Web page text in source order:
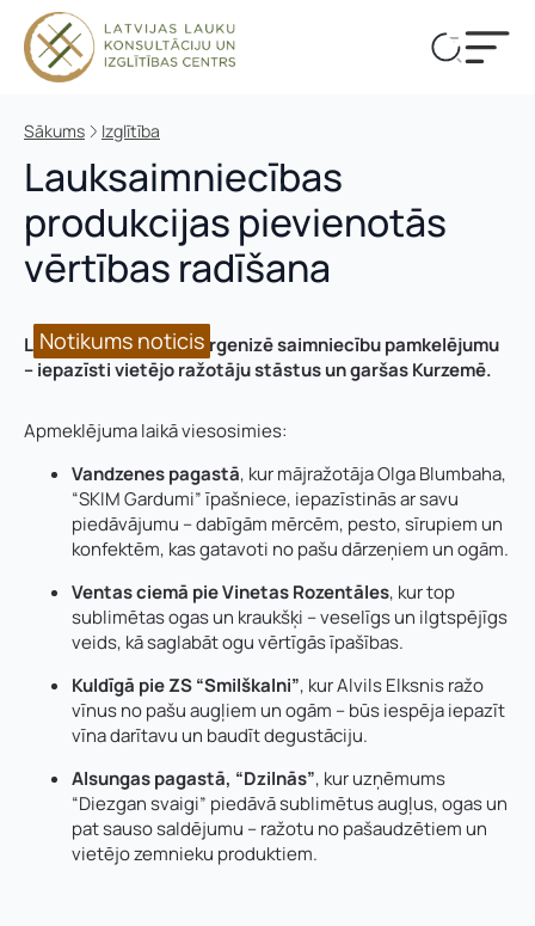
Sākums Izglītība
Lauksaimniecības
produkcijas pievienotās
vērtības radīšana
Notikums noticis
Notikums noticis
LLKC Liepājas birojs orgenizē saimniecību pamkelējumu
– iepazīsti vietējo ražotāju stāstus un garšas Kurzemē.
Apmeklējuma laikā viesosimies:
Vandzenes pagastā, kur mājražotāja Olga Blumbaha,
“SKIM Gardumi” īpašniece, iepazīstinās ar savu
piedāvājumu – dabīgām mērcēm, pesto, sīrupiem un
konfektēm, kas gatavoti no pašu dārzeņiem un ogām.
Ventas ciemā pie Vinetas Rozentāles, kur top
sublimētas ogas un kraukšķi – veselīgs un ilgtspējīgs
veids, kā saglabāt ogu vērtīgās īpašības.
Kuldīgā pie ZS “Smilškalni”, kur Alvils Elksnis ražo
vīnus no pašu augļiem un ogām – būs iespēja iepazīt
vīna darītavu un baudīt degustāciju.
Alsungas pagastā, “Dzilnās”, kur uzņēmums
“Diezgan svaigi” piedāvā sublimētus augļus, ogas un
pat sauso saldējumu – ražotu no pašaudzētiem un
vietējo zemnieku produktiem.